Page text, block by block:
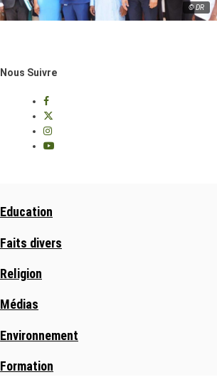
© DR
Nous Suivre
Education
Faits divers
Religion
Médias
Environnement
Formation